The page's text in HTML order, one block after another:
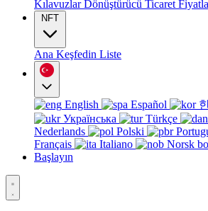
KılavuzlarDönüştürücü Ticaret
NFT
Ana Keşfedin Liste
English Español
Українська
Türkçe
Nederlands
Polski
Français
Italiano
Norsk
Başlayın